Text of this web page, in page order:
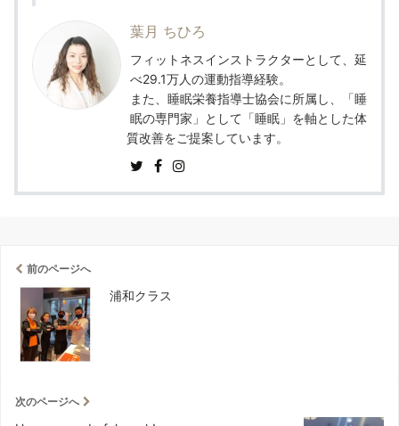
葉月 ちひろ
フィットネスインストラクターとして、延
べ29.1万人の運動指導経験。
また、睡眠栄養指導士協会に所属し、「睡
眠の専門家」として「睡眠」を軸とした体
質改善をご提案しています。
前のページへ
浦和クラス
次のページへ